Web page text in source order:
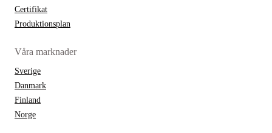
Certifikat
Produktionsplan
Våra marknader
Sverige
Danmark
Finland
Norge